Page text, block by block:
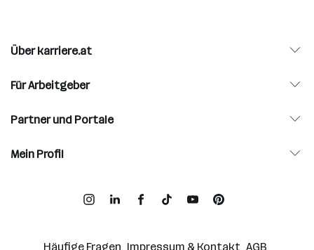
Über karriere.at
Für Arbeitgeber
Partner und Portale
Mein Profil
Häufige Fragen Impressum & Kontakt AGB